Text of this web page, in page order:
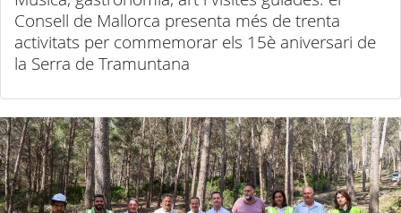
Consell de Mallorca presenta més de trenta
activitats per commemorar els 15è aniversari de
la Serra de Tramuntana